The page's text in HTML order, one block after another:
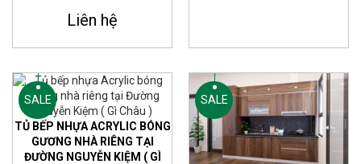
Liên hệ
SALE
TỦ BẾP NHỰA ACRYLIC BÓNG
GƯƠNG NHÀ RIÊNG TẠI
ĐƯỜNG NGUYỄN KIỆM ( GÌ
SALE